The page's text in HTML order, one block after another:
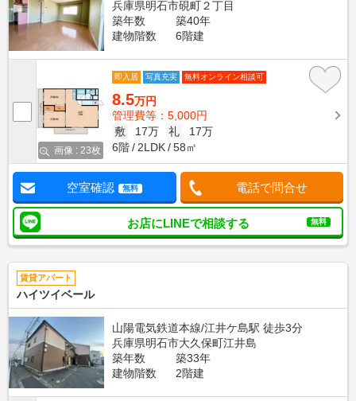
兵庫県明石市硯町２丁目
築年数
築40年
建物階数
6階建
画像 : 23枚
即入居 写真充実 無料オンライン相談可
8.5万円
管理費等：5,000円
敷
17万 礼
17万
6階
2LDK 58㎡
空室確認 無料 電話で問合せ
お店にLINEで相談する 無料
賃貸アパート
ハイツイベール
山陽電気鉄道本線/江井ケ島駅 徒歩3分
兵庫県明石市大久保町江井島
築年数
築33年
建物階数
2階建